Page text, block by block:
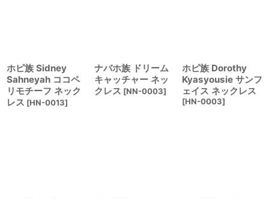
ホピ族 Sidney
Sahneyah ココペ
リモチーフ ネック
レス [HN-0013]
ナバホ族 ドリーム
キャッチャー ネッ
クレス [NN-0003]
ホピ族 Dorothy
Kyasyousie サンフ
ェイス ネックレス
[HN-0003]